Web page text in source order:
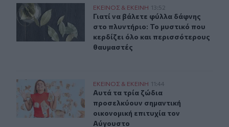
Γιατί να βάλετε φύλλα δάφνης στο πλυντήριο: Το
ΕΚΕΙΝΟΣ & ΕΚΕΙΝΗ 13:52
Γιατί να βάλετε φύλλα δάφνης στο
Γιατί να βάλετε φύλλα δάφνης
στο πλυντήριο: Το μυστικό που
κερδίζει όλο και περισσότερους
θαυμαστές
Αυτά τα τρία ζώδια προσελκύουν σημαντική
ΕΚΕΙΝΟΣ & ΕΚΕΙΝΗ 11:44
Αυτά τα τρία ζώδια προσελκύουν
Αυτά τα τρία ζώδια
προσελκύουν σημαντική
οικονομική επιτυχία τον
Αύγουστο